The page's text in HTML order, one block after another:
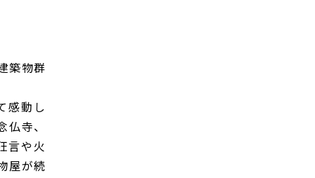
築物群
感動し
寺、
言や火
屋が続